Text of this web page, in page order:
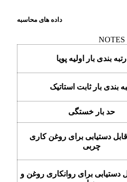
داده های محاسبه
رتبه بندی بار اولیه پویا
بندی بار ثابت استاتیک
حد بار خستگی
دستیابی برای روغن کاری
چربی
برای روانکاری روغن و
NOTES